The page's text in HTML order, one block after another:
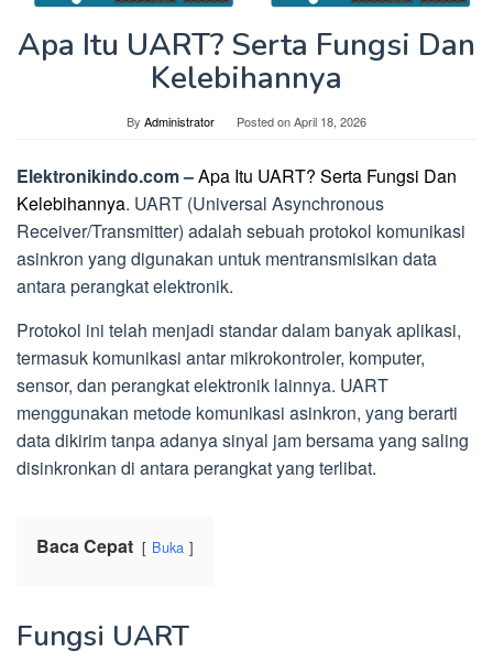
Apa Itu UART? Serta Fungsi Dan
Kelebihannya
By Administrator Posted onApril 18, 2026
Elektronikindo.com –Apa Itu UART? Serta Fungsi Dan
Kelebihannya. UART (Universal Asynchronous
Receiver/Transmitter) adalah sebuah protokol komunikasi
asinkron yang digunakan untuk mentransmisikan data
antara perangkat elektronik.
Protokol ini telah menjadi standar dalam banyak aplikasi,
termasuk komunikasi antar mikrokontroler, komputer,
sensor, dan perangkat elektronik lainnya. UART
menggunakan metode komunikasi asinkron, yang berarti
data dikirim tanpa adanya sinyal jam bersama yang saling
disinkronkan di antara perangkat yang terlibat.
Baca Cepat Buka
Fungsi UART